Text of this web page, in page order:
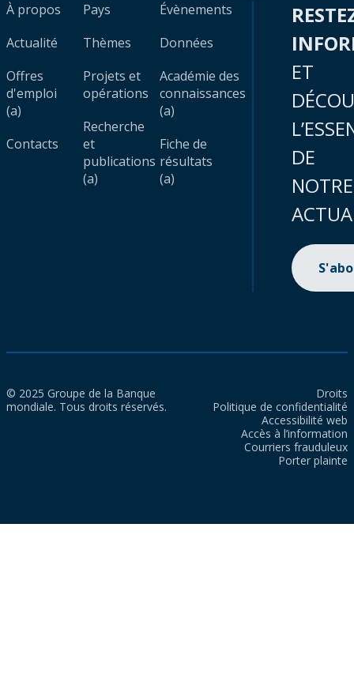
À propos
Actualité
Offres
d'emploi
(a)
Contacts
Pays
Thèmes
Projets et
opérations
Recherche
et
publications
(a)
Évènements
Données
Académie des
connaissances
(a)
Fiche de
résultats
(a)
ET
DE
NOTRE
© 2025 Groupe de la Banque
mondiale. Tous droits réservés.
Droits
Politique de confidentialité
Accessibilité web
Accès à l’information
Courriers frauduleux
Porter plainte